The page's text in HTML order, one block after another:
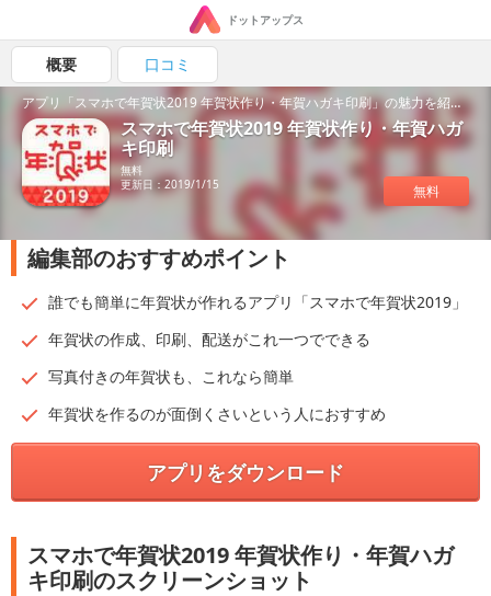
ドットアップス
概要 口コミ
アプリ「スマホで年賀状2019 年賀状作り・年賀ハガキ印刷」の魅力を紹介！
スマホで年賀状2019 年賀状作り・年賀ハガ
キ印刷
無料
更新日：2019/1/15
無料
編集部のおすすめポイント
誰でも簡単に年賀状が作れるアプリ「スマホで年賀状2019」
年賀状の作成、印刷、配送がこれ一つでできる
写真付きの年賀状も、これなら簡単
年賀状を作るのが面倒くさいという人におすすめ
アプリをダウンロード
スマホで年賀状2019 年賀状作り・年賀ハガ
キ印刷のスクリーンショット